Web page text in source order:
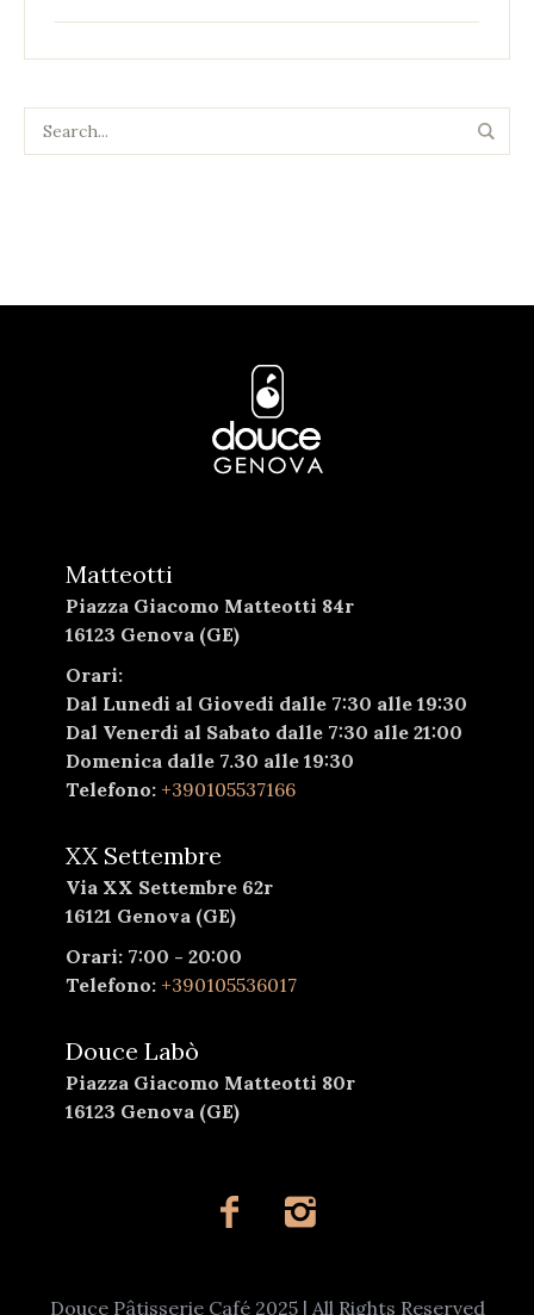
Matteotti
Piazza Giacomo Matteotti 84r
16123 Genova (GE)
Orari:
Dal Lunedi al Giovedi dalle 7:30 alle 19:30
Dal Venerdi al Sabato dalle 7:30 alle 21:00
Domenica dalle 7.30 alle 19:30
Telefono: +390105537166
XX Settembre
Via XX Settembre 62r
16121 Genova (GE)
Orari: 7:00 - 20:00
Telefono: +390105536017
Douce Labò
Piazza Giacomo Matteotti 80r
16123 Genova (GE)
Douce Pâtisserie Café 2025 | All Rights Reserved